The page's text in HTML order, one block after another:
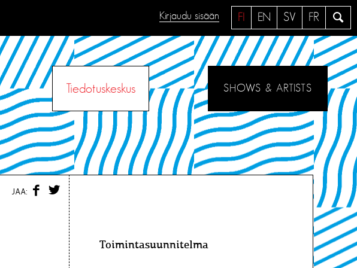
a
e
FI EN SV FR
Kirjaudu sisään
Tiedotuskeskus SHOWS & ARTISTS
JAA:
F
W
Toimintasuunnitelma